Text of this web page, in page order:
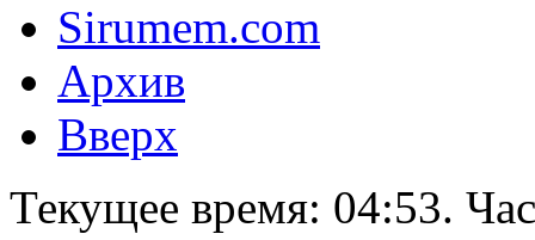
Sirumem.com
Архив
Вверх
Текущее время: 04:53.